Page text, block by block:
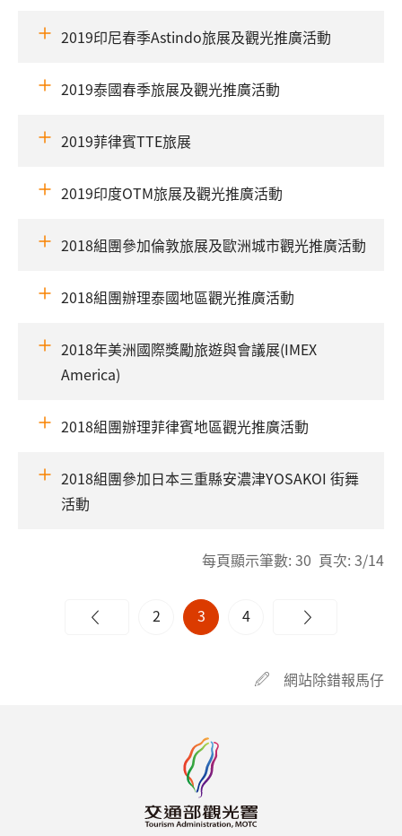
2019印尼春季Astindo旅展及觀光推廣活動
2019泰國春季旅展及觀光推廣活動
2019菲律賓TTE旅展
2019印度OTM旅展及觀光推廣活動
2018組團參加倫敦旅展及歐洲城市觀光推廣活動
2018組團辦理泰國地區觀光推廣活動
2018年美洲國際獎勵旅遊與會議展(IMEX
America)
2018組團辦理菲律賓地區觀光推廣活動
2018組團參加日本三重縣安濃津YOSAKOI 街舞
活動
每頁顯示筆數: 30 頁次: 3/14
2 3 4
網站除錯報馬仔